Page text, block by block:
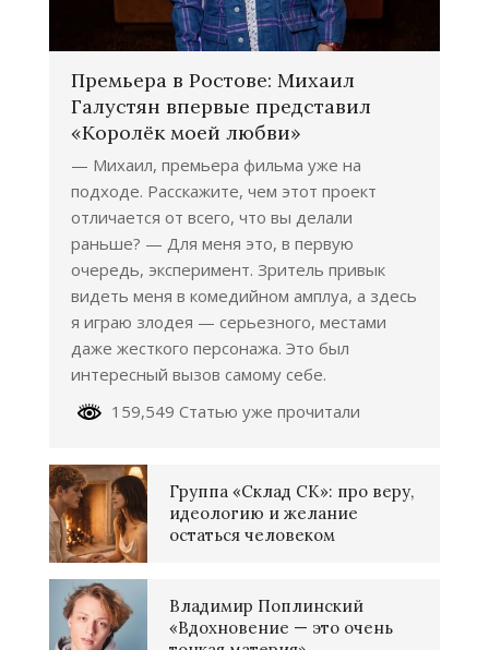
Премьера в Ростове: Михаил
Галустян впервые представил
«Королёк моей любви»
— Михаил, премьера фильма уже на
подходе. Расскажите, чем этот проект
отличается от всего, что вы делали
раньше? — Для меня это, в первую
очередь, эксперимент. Зритель привык
видеть меня в комедийном амплуа, а здесь
я играю злодея — серьезного, местами
даже жесткого персонажа. Это был
интересный вызов самому себе.
159,549 Статью уже прочитали
Группа «Склад СК»: про веру,
идеологию и желание
остаться человеком
Владимир Поплинский
«Вдохновение — это очень